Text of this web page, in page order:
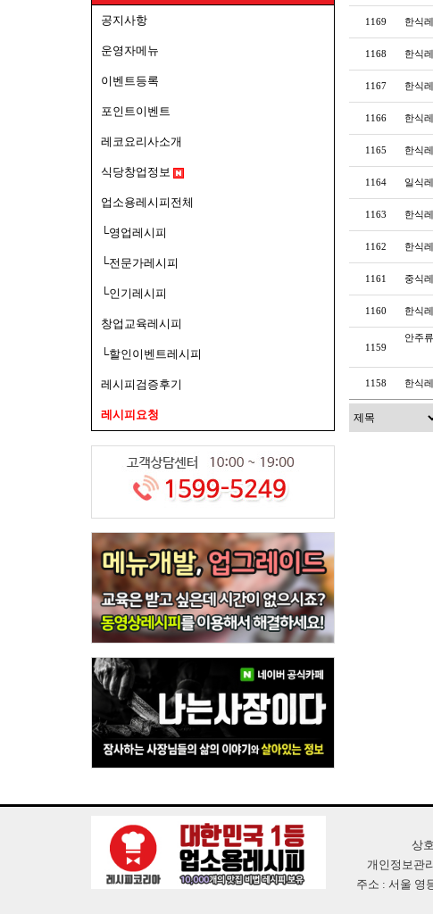
공지사항
운영자메뉴
이벤트등록
포인트이벤트
레코요리사소개
식당창업정보
업소용레시피전체
└영업레시피
└전문가레시피
└인기레시피
창업교육레시피
└할인이벤트레시피
레시피검증후기
레시피요청
1169 한식
1168 한식
1167 한식
1166 한식
1165 한식
1164 일식
1163 한식
1162 한식
1161 중식
1160 한식
1159
안주
1158 한식
상
개인정보관
주소 : 서울 영